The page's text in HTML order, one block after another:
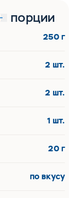
порции
250 г
2 шт.
2 шт.
1 шт.
20 г
по вкусу